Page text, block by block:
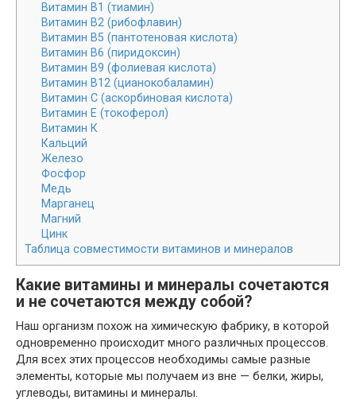
Витамин В1 (тиамин)
Витамин В2 (рибофлавин)
Витамин В5 (пантотеновая кислота)
Витамин В6 (пиридоксин)
Витамин В9 (фолиевая кислота)
Витамин В12 (цианокобаламин)
Витамин С (аскорбиновая кислота)
Витамин E (токоферол)
Витамин К
Кальций
Железо
Фосфор
Медь
Марганец
Магний
Цинк
Таблица совместимости витаминов и минералов
Какие витамины и минералы сочетаются
и не сочетаются между собой?
Наш организм похож на химическую фабрику, в которой
одновременно происходит много различных процессов.
Для всех этих процессов необходимы самые разные
элементы, которые мы получаем из вне — белки, жиры,
углеводы, витамины и минералы.